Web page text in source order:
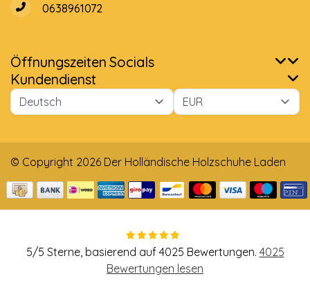
0638961072
Öffnungszeiten Socials
Kundendienst
© Copyright 2026 Der Holländische Holzschuhe Laden
5/5 Sterne, basierend auf 4025 Bewertungen. 4025
Bewertungen lesen